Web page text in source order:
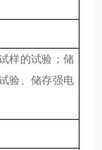
样的试验；储
验、储存强电